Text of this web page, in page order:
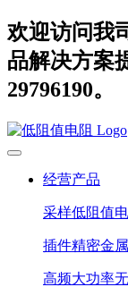
欢迎访问我
品解决方案
29796190。
经营产品
采样低阻值
插件精密金
高频大功率